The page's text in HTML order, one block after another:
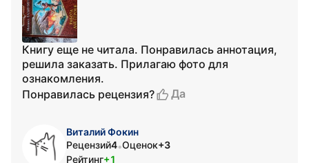
Книгу еще не читала. Понравилась аннотация,
решила заказать. Прилагаю фото для
ознакомления.
Понравилась рецензия?
Да
Виталий Фокин
Рецензий4•Оценок+3
Рейтинг+1